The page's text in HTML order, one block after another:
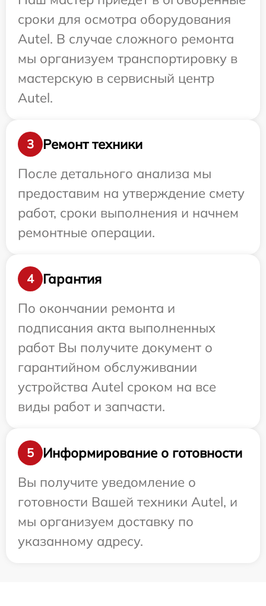
сроки для осмотра оборудования
Autel. В случае сложного ремонта
мы организуем транспортировку в
мастерскую в сервисный центр
Autel.
3
Ремонт техники
После детального анализа мы
предоставим на утверждение смету
работ, сроки выполнения и начнем
ремонтные операции.
4
Гарантия
По окончании ремонта и
подписания акта выполненных
работ Вы получите документ о
гарантийном обслуживании
устройства Autel сроком на все
виды работ и запчасти.
5
Информирование о готовности
Вы получите уведомление о
готовности Вашей техники Autel, и
мы организуем доставку по
указанному адресу.